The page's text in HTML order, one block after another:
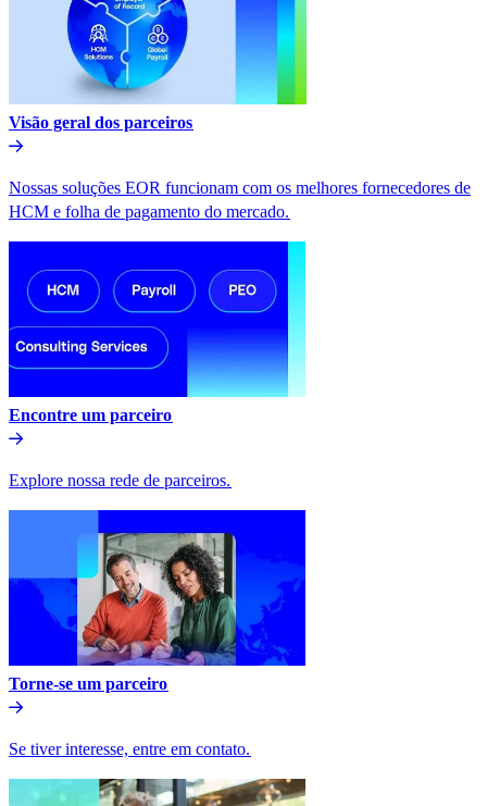
Visão geral dos parceiros​​
Nossas soluções EOR funcionam com os melhores fornecedores de
HCM e folha de pagamento do mercado.​​
Encontre um parceiro​​
Explore nossa rede de parceiros.​​
Torne-se um parceiro​​
Se tiver interesse, entre em contato.​​